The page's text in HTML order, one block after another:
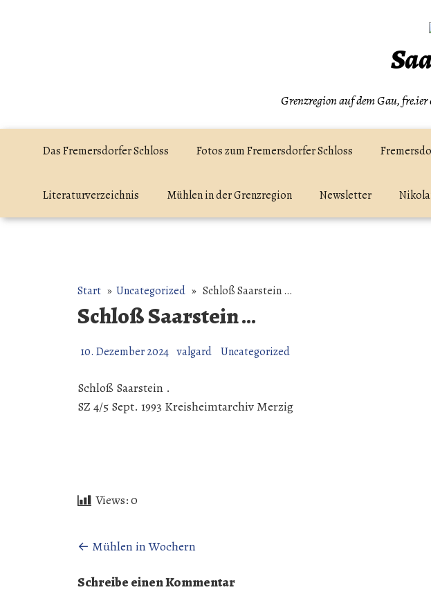
Grenzregion auf dem Gau,
Das Fremersdorfer Schloss Fotos zum Fremersdorfer Schloss
Literaturverzeichnis Mühlen in der Grenzregion Newsletter
Start » Uncategorized » Schloß Saarstein …
Schloß Saarstein …
10. Dezember 2024 valgard Uncategorized
Schloß Saarstein .
SZ 4/5 Sept. 1993 Kreisheimtarchiv Merzig
Views:0
Beitragsnavigation
← Mühlen in Wochern
Schreibe einen Kommentar